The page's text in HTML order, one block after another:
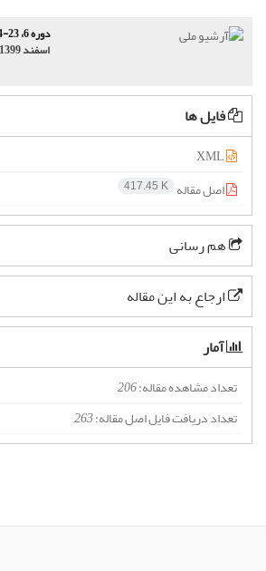
دوره 6، 23-24 - شماره پیاپی 23
اسفند 1399
فایل ها
اصل مقاله
417.45 K
هم رسانی
ارجاع به این مقاله
آمار
تعداد مشاهده مقاله:206
تعداد دریافت فایل اصل مقاله:263